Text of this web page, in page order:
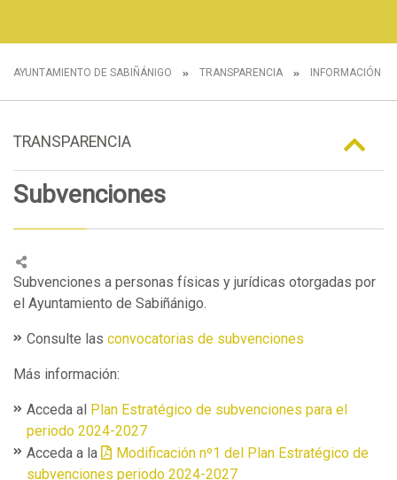
AYUNTAMIENTO DE SABIÑÁNIGO TRANSPARENCIA INFORMACIÓN
TRANSPARENCIA
Subvenciones
Subvenciones a personas físicas y jurídicas otorgadas por
el Ayuntamiento de Sabiñánigo.
Consulte las convocatorias de subvenciones
Más información:
Acceda al Plan Estratégico de subvenciones para el
periodo 2024-2027
Acceda a la
Modificación nº1 del Plan Estratégico de
subvenciones periodo 2024-2027